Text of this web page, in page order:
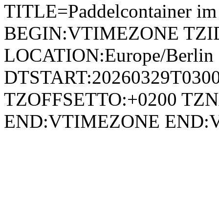
TITLE=Paddelcontainer
BEGIN:VTIMEZONE
LOCATION:Europe/
TZOFFSETTO:+0200
END:VTIMEZONE